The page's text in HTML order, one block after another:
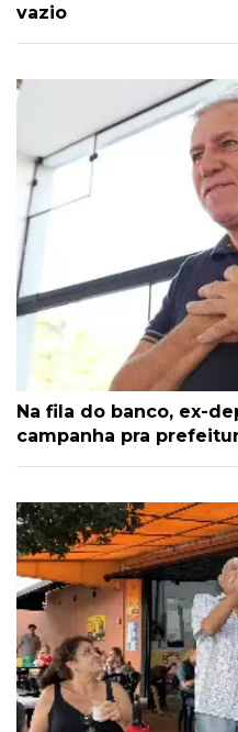
vazio
Na fila do banco, ex-
campanha pra